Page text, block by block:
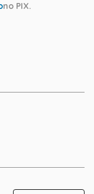
no PIX.